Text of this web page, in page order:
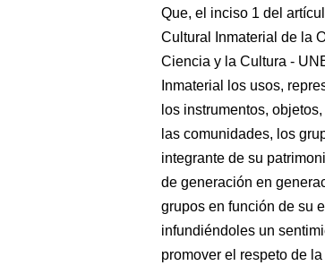
Que, el inciso 1 del
Cultural Inmaterial de la
Ciencia y la Cultura -
Inmaterial los usos,
los instrumentos,
las comunidades, los
integrante de su
de generación en
grupos en función de su
infundiéndoles un
promover el respeto de